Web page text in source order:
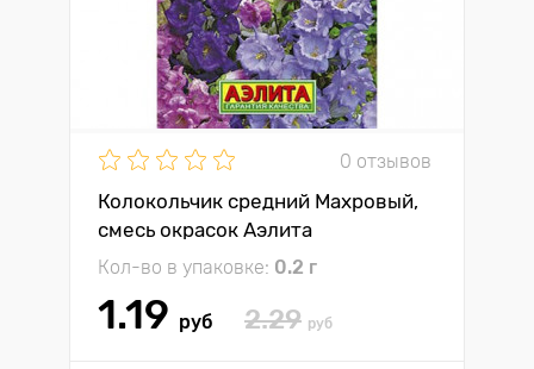
0 отзывов
Колокольчик средний Махровый,
смесь окрасок Аэлита
Кол-во в упаковке: 0.2 г
1.19 руб 2.29 руб